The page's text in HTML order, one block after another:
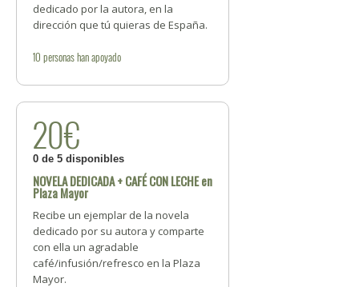
dedicado por la autora, en la
dirección que tú quieras de España.
10 personashan apoyado
20€
0 de 5 disponibles
NOVELA DEDICADA + CAFÉ CON LECHE en
Plaza Mayor
Recibe un ejemplar de la novela
dedicado por su autora y comparte
con ella un agradable
café/infusión/refresco en la Plaza
Mayor.